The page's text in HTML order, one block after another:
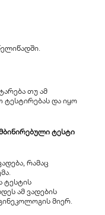
თუ ამ
და იყო
რამაც
ტესტის
ამ ვადების
მიერ.